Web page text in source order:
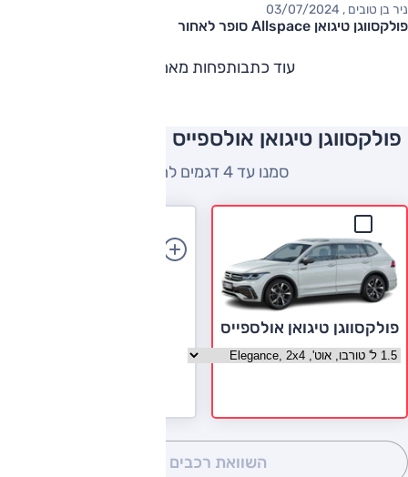
ניר בן טובים , 03/07/2024
פולקסווגן טיגואן Allspace סופר לאחור
עוד כתבותפחות מאמרים
פולקסווגן טיגואן אולספייס השוואה למתחרים
סמנו עד 4 דגמים להשוואה
פולקסווגן טיגואן אולספייס
בחר גרסה פולקסווגן טיגואן אולספייס
השוואת רכבים